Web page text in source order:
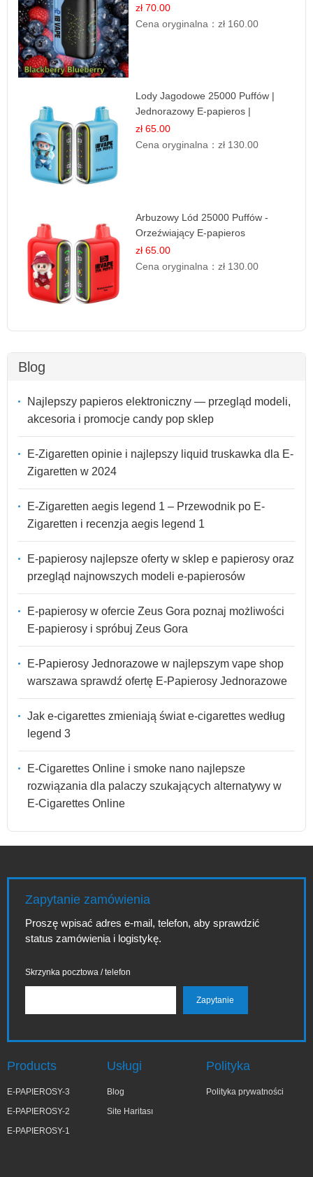
Leśnych Owoców
zł 70.00
Cena oryginalna：zł 160.00
Lody Jagodowe 25000 Puffów |
Jednorazowy E-papieros |
Deserowy Smak
zł 65.00
Cena oryginalna：zł 130.00
Arbuzowy Lód 25000 Puffów -
Orzeźwiający E-papieros
Jednorazowy
zł 65.00
Cena oryginalna：zł 130.00
Blog
Najlepszy papieros elektroniczny — przegląd modeli,
akcesoria i promocje candy pop sklep
E-Zigaretten opinie i najlepszy liquid truskawka dla E-
Zigaretten w 2024
E-Zigaretten aegis legend 1 – Przewodnik po E-
Zigaretten i recenzja aegis legend 1
E-papierosy najlepsze oferty w sklep e papierosy oraz
przegląd najnowszych modeli e-papierosów
E-papierosy w ofercie Zeus Gora poznaj możliwości
E-papierosy i spróbuj Zeus Gora
E-Papierosy Jednorazowe w najlepszym vape shop
warszawa sprawdź ofertę E-Papierosy Jednorazowe
Jak e-cigarettes zmieniają świat e-cigarettes według
legend 3
E-Cigarettes Online i smoke nano najlepsze
rozwiązania dla palaczy szukających alternatywy w
E-Cigarettes Online
Zapytanie zamówienia
Proszę wpisać adres e-mail, telefon, aby sprawdzić
status zamówienia i logistykę.
Skrzynka pocztowa / telefon
Products
E-PAPIEROSY-3
E-PAPIEROSY-2
E-PAPIEROSY-1
Usługi
Blog
Site Haritası
Polityka
Polityka prywatności